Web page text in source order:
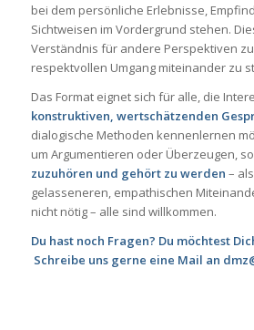
bei dem persönliche Erlebnisse,
Sichtweisen im Vordergrund stehen.
Verständnis für andere Perspektiven
respektvollen Umgang miteinander zu
Das Format eignet sich für alle, die
konstruktiven, wertschätzenden
dialogische Methoden kennenlernen
um Argumentieren oder Überzeugen,
zuzuhören und gehört zu werden –
gelasseneren, empathischen
nicht nötig – alle sind willkommen.
Du hast noch Fragen? Du möchtest
Schreibe uns gerne eine Mail an